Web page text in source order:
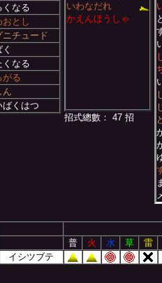
くなる
おとし
ニチュード
く
くなる
がる
ん
ばくはつ
いわなだれ
かえんほうしゃ
招式總數： 47 招
普 火 水 草
雷
イシツブテ